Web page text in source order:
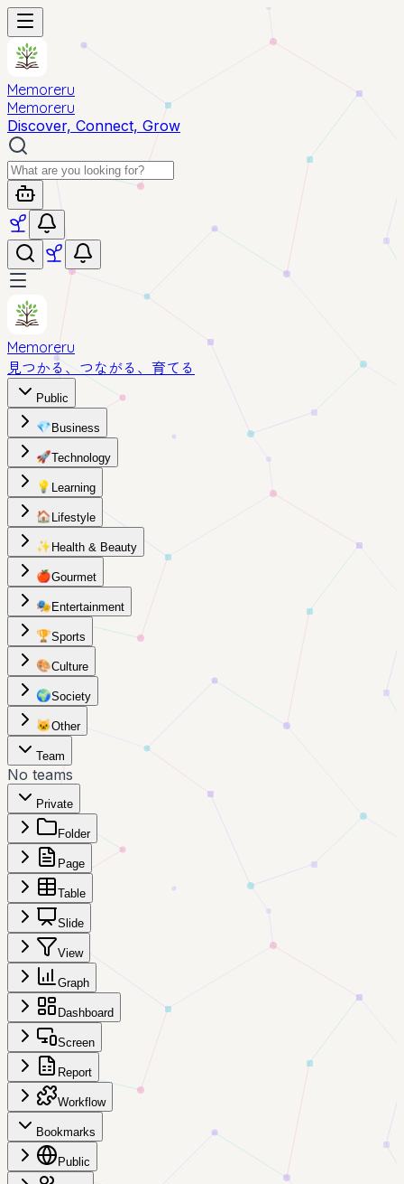
Memoreru
Memoreru
Discover, Connect, Grow
Memoreru
見つかる、つながる、育てる
Public
💎 Business
🚀Technology
💡 Learning
🏠 Lifestyle
✨ Health & Beauty
🍎Gourmet
🎭 Entertainment
🏆Sports
🎨Culture
🌍Society
🐱Other
Team
No teams
Private
Folder
Page
Table
Slide
View
Graph
Dashboard
Screen
Report
Workflow
Bookmarks
Public